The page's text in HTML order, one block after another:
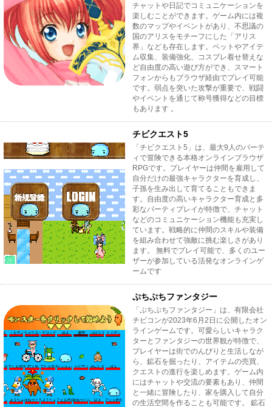
チャットや日記でコミュニケーションを
楽しむことができます。ゲーム内には複
数のマップやイベントがあり、不思議の
国のアリスをモチーフにした「アリス
界」なども存在します。ペットやアイテ
ム収集、装備強化、コスプレ着せ替えな
ど自由度の高い遊び方ができ、スマート
フォンからもブラウザ経由でプレイ可能
です。弱点を突いた攻撃が重要で、戦闘
やイベントを通じて称号獲得などの目標
もあります 。
チビクエスト5
「チビクエスト5」は、最大9人のパーテ
ィで冒険できる本格オンラインブラウザ
RPGです。プレイヤーは仲間を雇用して
自分だけの最強キャラクターを育成し、
子孫を生み出して育てることもできま
す。自由度の高いキャラクター育成と多
彩なパーティプレイが特徴で、チャット
などのコミュニケーション機能も充実し
ています。戦略的に仲間のスキルや装備
を組み合わせて強敵に挑む楽しさがあり
ます。 無料でプレイ可能で、多くのユー
ザーが参加している活発なオンラインゲ
ームです
ぷちぷちファンタジー
「ぷちぷちファンタジー」は、有限会社
チビコンが2023年6月2日に公開したオン
ラインゲームです。可愛らしいキャラク
ターとファンタジーの世界観が特徴で、
プレイヤーは街でのんびりと生活しなが
ら、鉱石を掘ったり、アイテムの売買、
クエストの進行を楽しめます。ゲーム内
にはチャットや交流の要素もあり、仲間
と一緒に冒険したり、家を購入して自分
の生活空間を作ることも可能です。 鉱石